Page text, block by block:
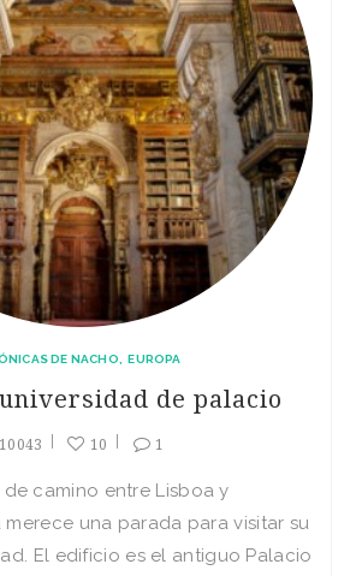
DE NACHO EUROPA
de palacio
10043 10 1
de camino entre Lisboa y
una parada para visitar su
El edificio es el antiguo Palacio